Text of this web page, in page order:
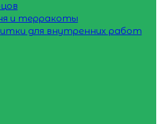
и терракоты
для внутренних работ